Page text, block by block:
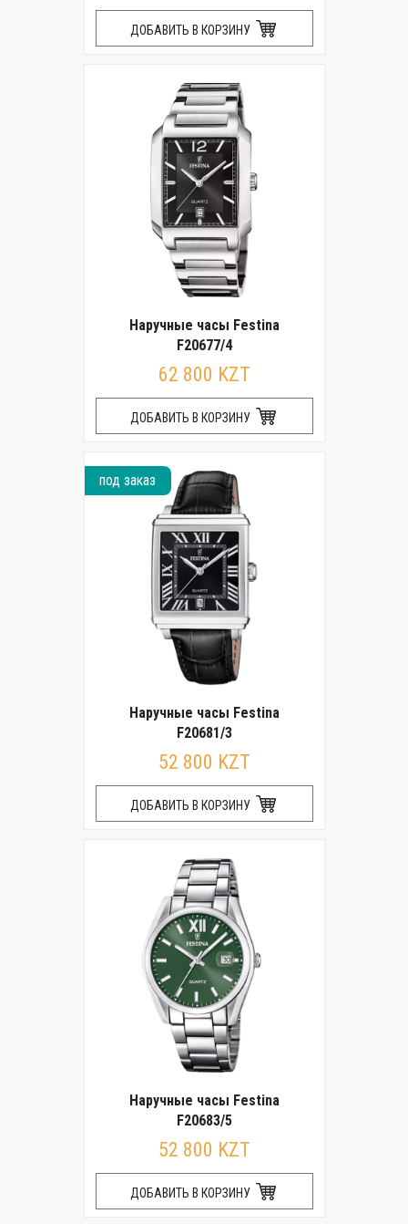
ДОБАВИТЬ В КОРЗИНУ
Наручные часы Festina
F20677/4
62 800 KZT
ДОБАВИТЬ В КОРЗИНУ
под заказ
Наручные часы Festina
F20681/3
52 800 KZT
ДОБАВИТЬ В КОРЗИНУ
Наручные часы Festina
F20683/5
52 800 KZT
ДОБАВИТЬ В КОРЗИНУ